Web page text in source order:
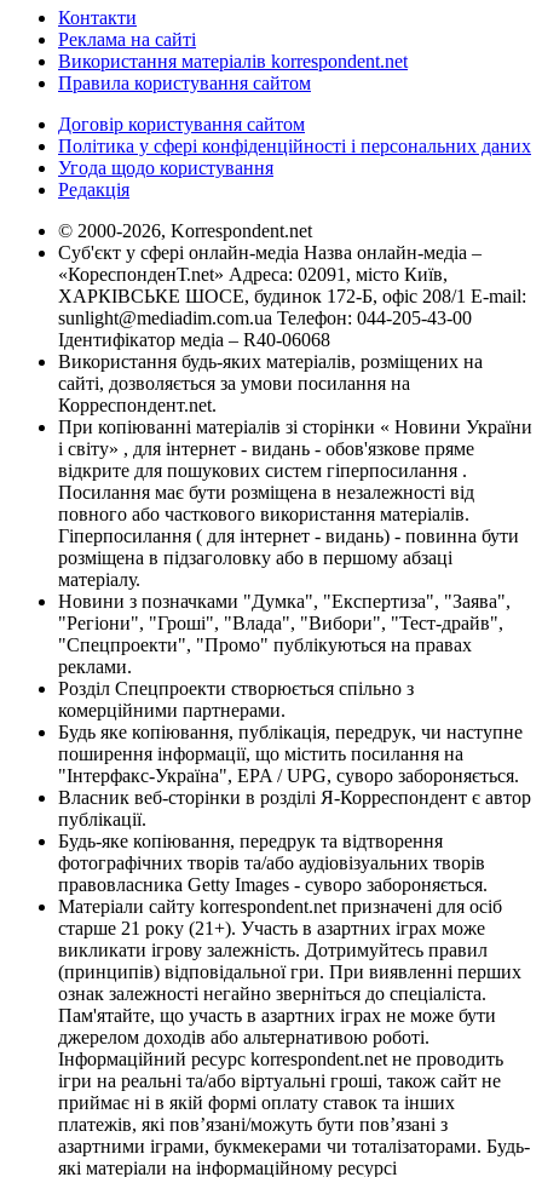
Контакти
Реклама на сайті
Використання матеріалів korrespondent.net
Правила користування сайтом
Договір користування сайтом
Політика у сфері конфіденційності і персональних даних
Угода щодо користування
Редакція
© 2000-2026, Korrespondent.net
Суб'єкт у сфері онлайн-медіа Назва онлайн-медіа –
«КореспонденТ.net» Адреса: 02091, місто Київ,
ХАРКІВСЬКЕ ШОСЕ, будинок 172-Б, офіс 208/1 E-mail:
sunlight@mediadim.com.ua Телефон: 044-205-43-00
Ідентифікатор медіа – R40-06068
Використання будь-яких матеріалів, розміщених на
сайті, дозволяється за умови посилання на
Корреспондент.net.
При копіюванні матеріалів зі сторінки « Новини України
і світу» , для інтернет - видань - обов'язкове пряме
відкрите для пошукових систем гіперпосилання .
Посилання має бути розміщена в незалежності від
повного або часткового використання матеріалів.
Гіперпосилання ( для інтернет - видань) - повинна бути
розміщена в підзаголовку або в першому абзаці
матеріалу.
Новини з позначками "Думка", "Експертиза", "Заява",
"Регіони", "Гроші", "Влада", "Вибори", "Тест-драйв",
"Спецпроекти", "Промо" публікуються на правах
реклами.
Розділ Спецпроекти створюється спільно з
комерційними партнерами.
Будь яке копіювання, публікація, передрук, чи наступне
поширення інформації, що містить посилання на
"Інтерфакс-Україна", EPA / UPG, суворо забороняється.
Власник веб-сторінки в розділі Я-Корреспондент є автор
публікації.
Будь-яке копіювання, передрук та відтворення
фотографічних творів та/або аудіовізуальних творів
правовласника Getty Images - суворо забороняється.
Матеріали сайту korrespondent.net призначені для осіб
старше 21 року (21+). Участь в азартних іграх може
викликати ігрову залежність. Дотримуйтесь правил
(принципів) відповідальної гри. При виявленні перших
ознак залежності негайно зверніться до спеціаліста.
Пам'ятайте, що участь в азартних іграх не може бути
джерелом доходів або альтернативою роботі.
Інформаційний ресурс korrespondent.net не проводить
ігри на реальні та/або віртуальні гроші, також сайт не
приймає ні в якій формі оплату ставок та інших
платежів, які пов’язані/можуть бути пов’язані з
азартними іграми, букмекерами чи тоталізаторами. Будь-
які матеріали на інформаційному ресурсі